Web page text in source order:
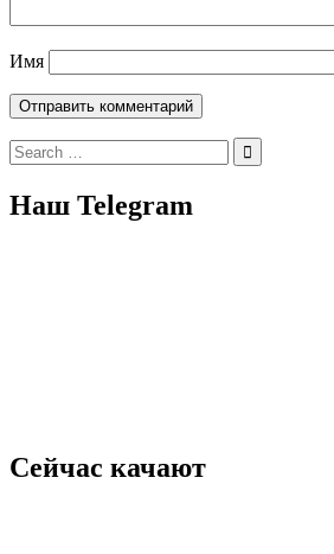
Имя
Search
for:
Наш Telegram
Сейчас качают